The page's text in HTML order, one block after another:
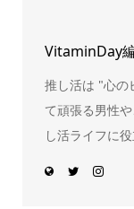
VitaminDay
推し活は "心の
て頑張る男性
し活ライフに